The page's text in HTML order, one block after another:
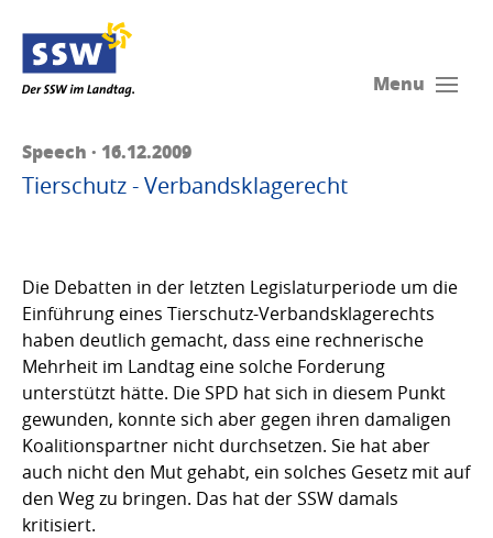
Menu
Speech · 16.12.2009
Tierschutz - Verbandsklagerecht
Die Debatten in der letzten Legislaturperiode um die
Einführung eines Tierschutz-Verbandsklagerechts
haben deutlich gemacht, dass eine rechnerische
Mehrheit im Landtag eine solche Forderung
unterstützt hätte. Die SPD hat sich in diesem Punkt
gewunden, konnte sich aber gegen ihren damaligen
Koalitionspartner nicht durchsetzen. Sie hat aber
auch nicht den Mut gehabt, ein solches Gesetz mit auf
den Weg zu bringen. Das hat der SSW damals
kritisiert.